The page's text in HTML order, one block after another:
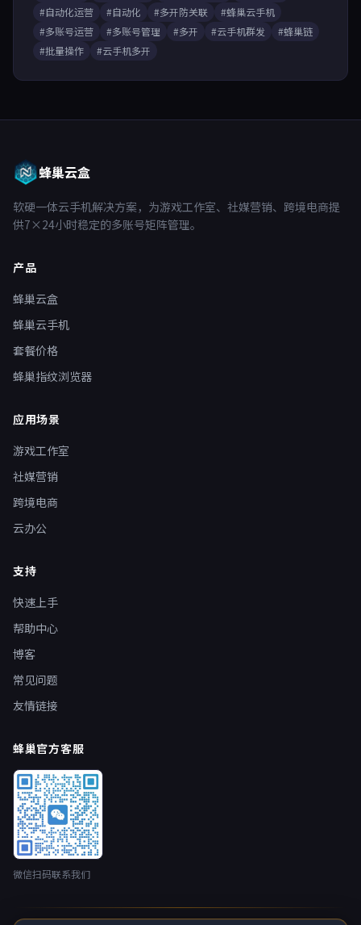
#自动化运营
#自动化 #多开防关联
#蜂巢云手机
#多账号运营
#多账号管理 #多开 #云手机群发
#蜂巢链
#批量操作
#云手机多开
蜂巢云盒
软硬一体云手机解决方案，为游戏工作室、社媒营销、跨境电商提
供7×24小时稳定的多账号矩阵管理。
产品
蜂巢云盒
蜂巢云手机
套餐价格
蜂巢指纹浏览器
应用场景
游戏工作室
社媒营销
跨境电商
云办公
支持
快速上手
帮助中心
博客
常见问题
友情链接
蜂巢官方客服
微信扫码联系我们